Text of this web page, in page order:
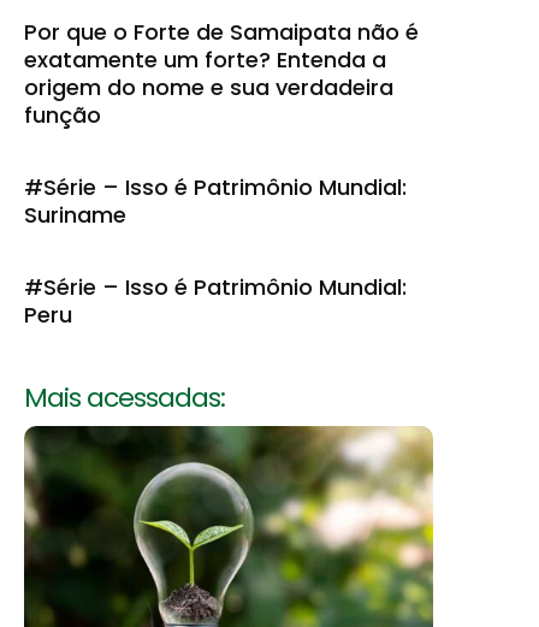
Por que o Forte de Samaipata não é
exatamente um forte? Entenda a
origem do nome e sua verdadeira
função
#Série – Isso é Patrimônio Mundial:
Suriname
#Série – Isso é Patrimônio Mundial:
Peru
Mais acessadas: